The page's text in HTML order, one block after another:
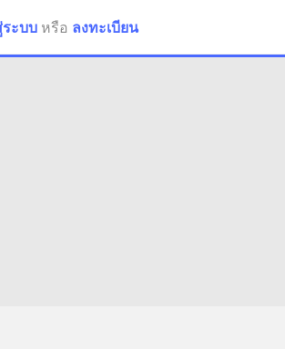
ระบบ หรือ ลงทะเบียน